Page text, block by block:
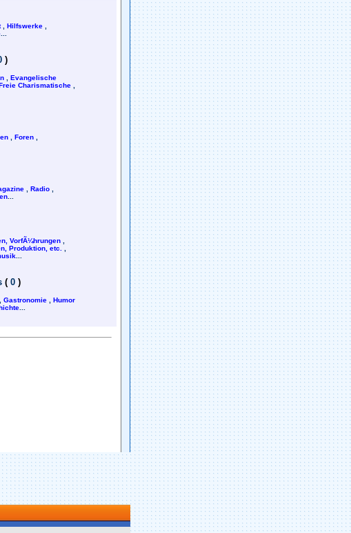
, Hilfswerke
)
Evangelische
Charismatische
Foren
Radio
VorfÃ¼hrungen
Produktion, etc.
( 0 )
Gastronomie
Humor